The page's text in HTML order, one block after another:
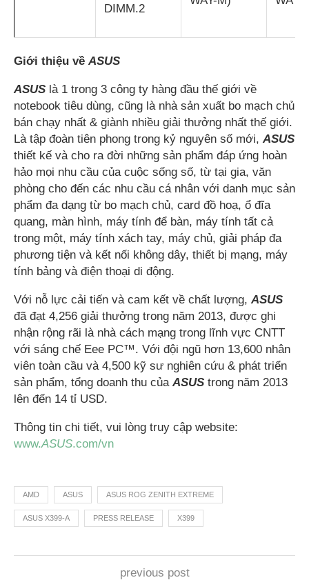
DIMM.2
Giới thiệu về ASUS
ASUS là 1 trong 3 công ty hàng đầu thế giới về
notebook tiêu dùng, cũng là nhà sản xuất bo mạch chủ
bán chạy nhất & giành nhiều giải thưởng nhất thế giới.
Là tập đoàn tiên phong trong kỷ nguyên số mới, ASUS
thiết kế và cho ra đời những sản phẩm đáp ứng hoàn
hảo mọi nhu cầu của cuộc sống số, từ tại gia, văn
phòng cho đến các nhu cầu cá nhân với danh mục sản
phẩm đa dạng từ bo mạch chủ, card đồ hoạ, ổ đĩa
quang, màn hình, máy tính để bàn, máy tính tất cả
trong một, máy tính xách tay, máy chủ, giải pháp đa
phương tiện và kết nối không dây, thiết bị mạng, máy
tính bảng và điện thoại di động.
Với nỗ lực cải tiến và cam kết về chất lượng, ASUS
đã đạt 4,256 giải thưởng trong năm 2013, được ghi
nhận rộng rãi là nhà cách mạng trong lĩnh vực CNTT
với sáng chế Eee PC™. Với đội ngũ hơn 13,600 nhân
viên toàn cầu và 4,500 kỹ sư nghiên cứu & phát triển
sản phẩm, tổng doanh thu của ASUS trong năm 2013
lên đến 14 tỉ USD.
Thông tin chi tiết, vui lòng truy cập website:
www.ASUS.com/vn
AMD ASUS ASUS ROG ZENITH EXTREME
ASUS X399-A PRESS RELEASE X399
previous post